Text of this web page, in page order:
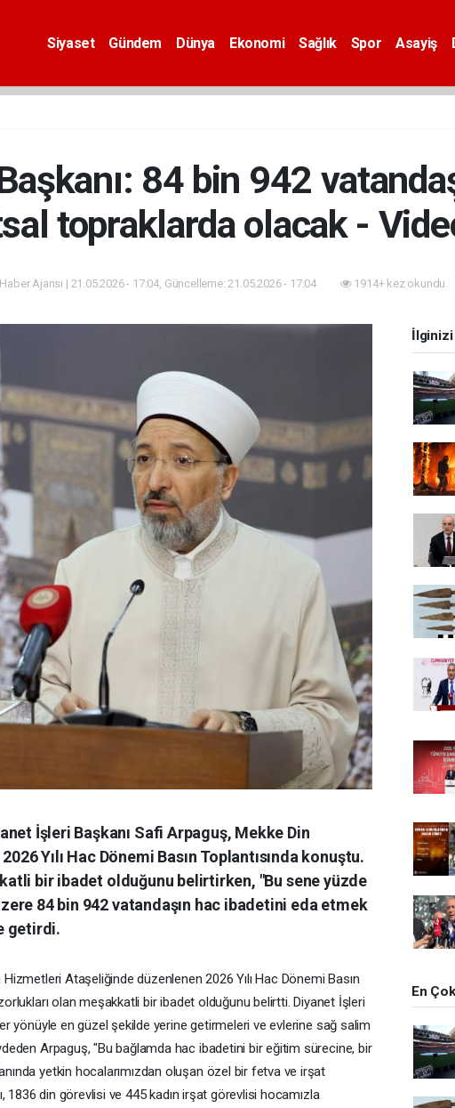
Siyaset Gündem Dünya Ekonomi Sağlık Spor Asayiş
84 bin 942
topraklarda olacak -
Ajansı | 21.05.2026 - 17:04, Güncelleme: 21.05.2026 - 17:04 1914+ kez okundu.
İşleri Başkanı Safi Arpaguş, Mekke Din
Yılı Hac Dönemi Basın Toplantısında konuştu.
bir ibadet olduğunu belirtirken, "Bu sene yüzde
84 bin 942 vatandaşın hac ibadetini eda etmek
getirdi.
Ataşeliğinde düzenlenen 2026 Yılı Hac Dönemi Basın
olan meşakkatli bir ibadet olduğunu belirtti. Diyanet İşleri
yönüyle en güzel şekilde yerine getirmeleri ve evlerine sağ salim
Arpaguş, "Bu bağlamda hac ibadetini bir eğitim sürecine, bir
yetkin hocalarımızdan oluşan özel bir fetva ve irşat
1836 din görevlisi ve 445 kadın irşat görevlisi hocamızla
En